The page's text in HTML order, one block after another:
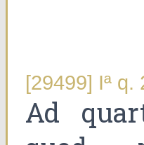
[29499] Iª q.
Ad